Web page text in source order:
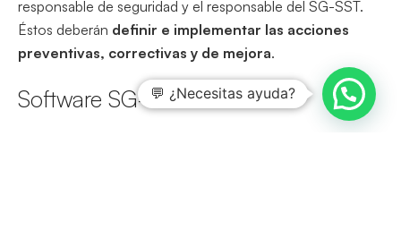
responsable de seguridad y el responsable del SG-SST.
Éstos deberán definir e implementar las acciones
preventivas, correctivas y de mejora.
Software SG-SST💬 ¿Necesitas ayuda?